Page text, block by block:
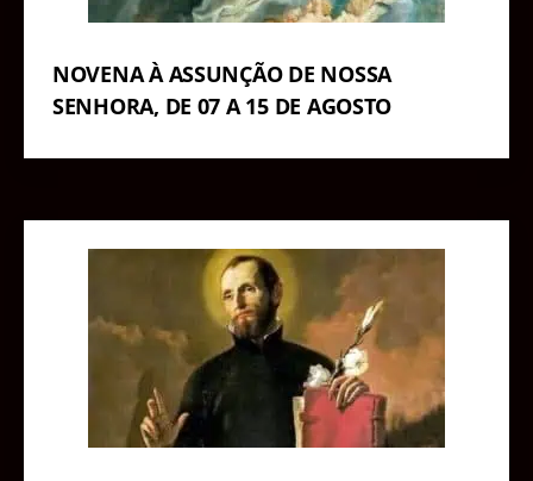
NOVENA À ASSUNÇÃO DE NOSSA
SENHORA, DE 07 A 15 DE AGOSTO